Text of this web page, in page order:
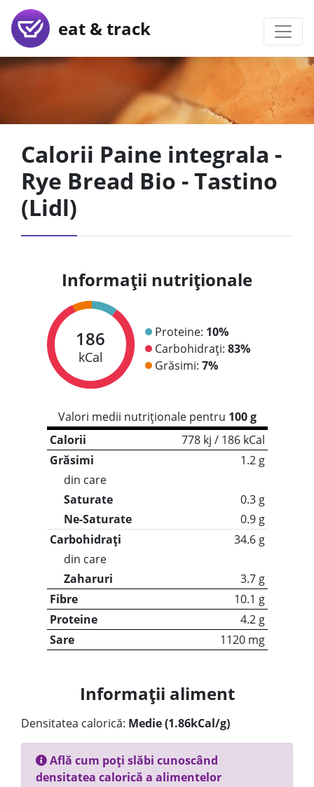
eat & track
Calorii Paine integrala -
Rye Bread Bio - Tastino
(Lidl)
Informații nutriționale
186
kCal
Proteine: 10%
Carbohidrați: 83%
Grăsimi: 7%
Valori medii nutriționale pentru 100 g
Calorii
778 kj / 186 kCal
Grăsimi
1.2 g
din care
Saturate
0.3 g
Ne-Saturate
0.9 g
Carbohidrați
34.6 g
din care
Zaharuri
3.7 g
Fibre
10.1 g
Proteine
4.2 g
Sare
1120 mg
Informații aliment
Densitatea calorică: Medie (1.86kCal/g)
Află cum poți slăbi cunoscând
densitatea calorică a alimentelor